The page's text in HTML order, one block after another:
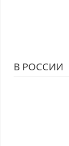
В РОССИИ